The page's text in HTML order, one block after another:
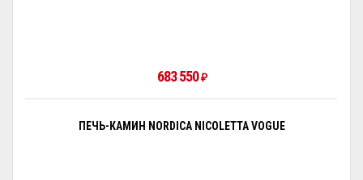
683 550₽
ПЕЧЬ-КАМИН NORDICA NICOLETTA VOGUE